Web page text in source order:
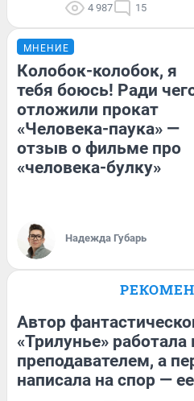
4 987 15
МНЕНИЕ
Колобок-колобок, я
тебя боюсь! Ради
отложили прокат
«Человека-паука» —
отзыв о фильме про
«человека-булку»
Надежда Губарь
Автор
«Трилунье»
преподавателем, а
написала на спор —